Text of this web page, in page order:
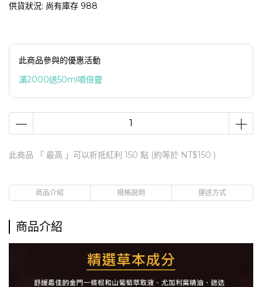
供貨狀況: 尚有庫存 988
此商品參與的優惠活動
滿2000送50ml噴倍靈
此商品 「 最高 」可以折抵紅利 150 點 (約等於 NT$150 )
商品介紹 規格說明 運送方式
商品介紹